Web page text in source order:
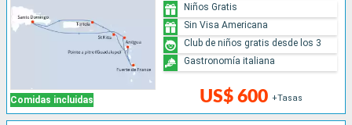
Comidas incluidas US$ 600 +Tasas
Niños Gratis
Sin Visa Americana
Club de niños gratis desde los 3
Gastronomía italiana